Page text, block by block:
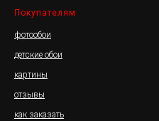
Покупателям
фотообои
детские обои
картины
отзывы
как заказать